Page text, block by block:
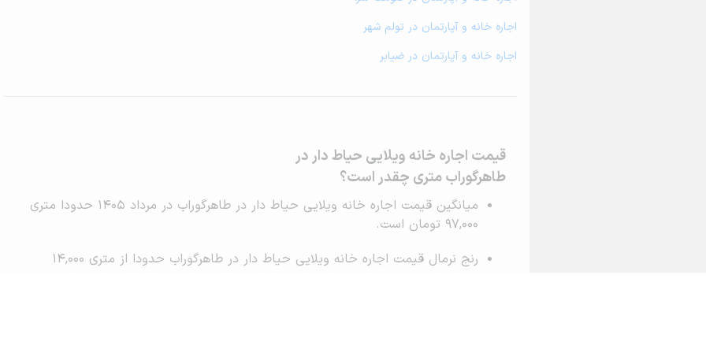
اجاره خانه و آپارتمان در تولم شهر
اجاره خانه و آپارتمان در ضیابر
قیمت اجاره خانه ویلایی حیاط دار در
طاهرگوراب متری چقدر است؟
میانگین قیمت اجاره خانه ویلایی حیاط دار در طاهرگوراب در مرداد 1405 حدودا متری
97,000 تومان است.
رنج نرمال قیمت اجاره خانه ویلایی حیاط دار در طاهرگوراب حدودا از متری 14,000